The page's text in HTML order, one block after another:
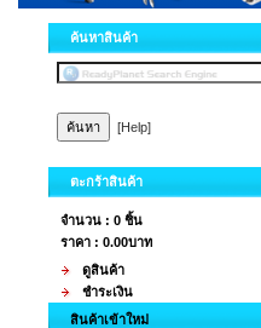
ค้นหาสินค้า
[Help]
ตะกร้าสินค้า
จำนวน : 0 ชิ้น
ราคา : 0.00บาท
ดูสินค้า
ชำระเงิน
สินค้าเข้าใหม่